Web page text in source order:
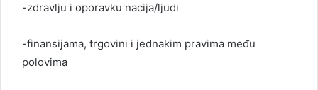
-zdravlju i oporavku nacija/ljudi
-finansijama, trgovini i jednakim pravima među
polovima